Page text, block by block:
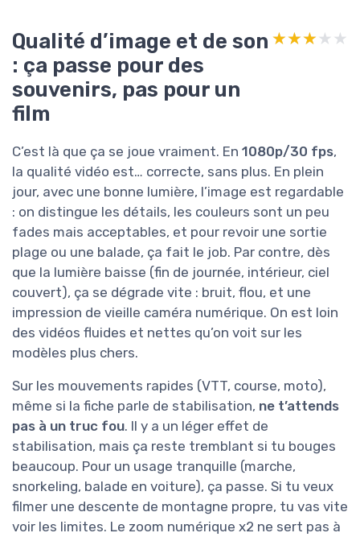
Qualité d’image et de son
: ça passe pour des
souvenirs, pas pour un
film
★★★★★
★★★★★
C’est là que ça se joue vraiment. En 1080p/30 fps,
la qualité vidéo est… correcte, sans plus. En plein
jour, avec une bonne lumière, l’image est regardable
: on distingue les détails, les couleurs sont un peu
fades mais acceptables, et pour revoir une sortie
plage ou une balade, ça fait le job. Par contre, dès
que la lumière baisse (fin de journée, intérieur, ciel
couvert), ça se dégrade vite : bruit, flou, et une
impression de vieille caméra numérique. On est loin
des vidéos fluides et nettes qu’on voit sur les
modèles plus chers.
Sur les mouvements rapides (VTT, course, moto),
même si la fiche parle de stabilisation, ne t’attends
pas à un truc fou. Il y a un léger effet de
stabilisation, mais ça reste tremblant si tu bouges
beaucoup. Pour un usage tranquille (marche,
snorkeling, balade en voiture), ça passe. Si tu veux
filmer une descente de montagne propre, tu vas vite
voir les limites. Le zoom numérique x2 ne sert pas à